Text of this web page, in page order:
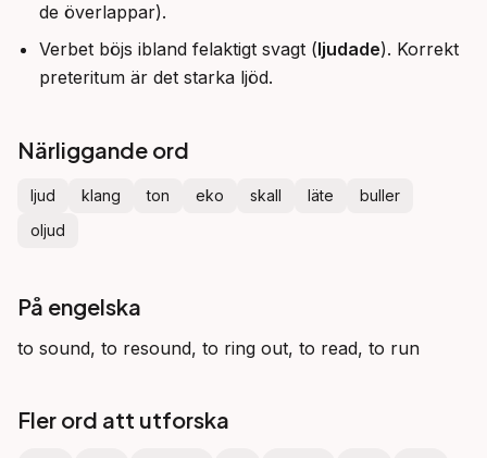
de överlappar).
Verbet böjs ibland felaktigt svagt (ljudade). Korrekt
preteritum är det starka ljöd.
Närliggande ord
ljud klang ton eko skall läte
buller
oljud
På engelska
to sound, to resound, to ring out, to read, to run
Fler ord att utforska